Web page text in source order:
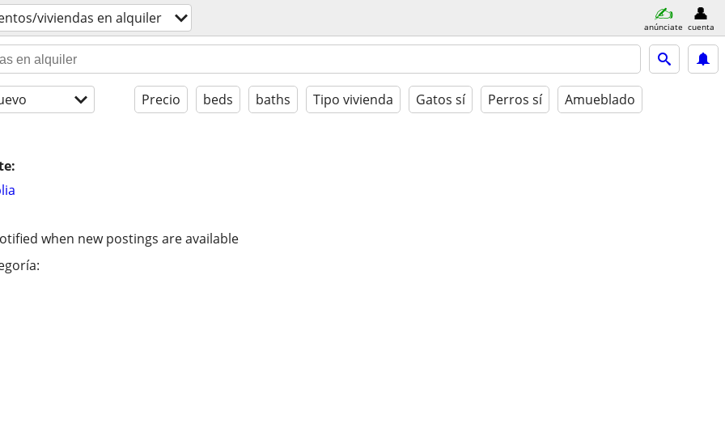
viviendas en alquiler anúnciate cuenta
Precio beds baths Tipo vivienda Gatos sí Perros sí Amueblado
when new postings are available